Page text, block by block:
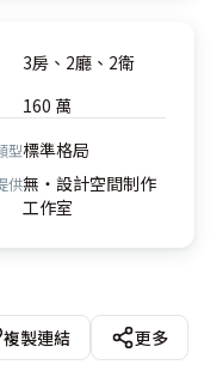
3房、2廳、2衛
160 萬
型標準格局
供無‧設計空間制作
工作室
複製連結
更多